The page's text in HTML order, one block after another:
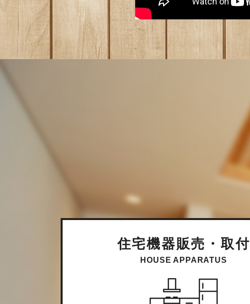
住宅機器販売・取付
HOUSE APPARATUS